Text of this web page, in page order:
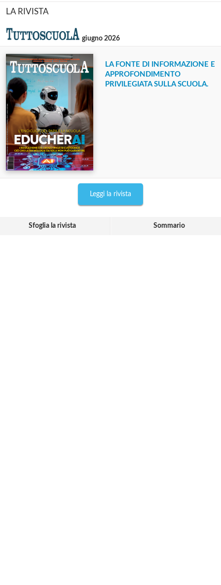
LA RIVISTA
giugno 2026
LA FONTE DI INFORMAZIONE E
APPROFONDIMENTO
PRIVILEGIATA SULLA SCUOLA.
Leggi la rivista
Sfoglia la rivista Sommario